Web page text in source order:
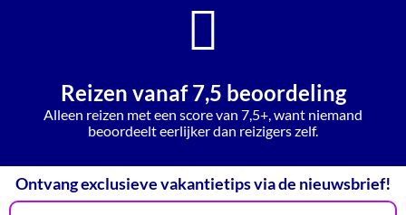
Reizen vanaf 7,5 beoordeling
Alleen reizen met een score van 7,5+, want niemand
beoordeelt eerlijker dan reizigers zelf.
Ontvang exclusieve vakantietips via de nieuwsbrief!